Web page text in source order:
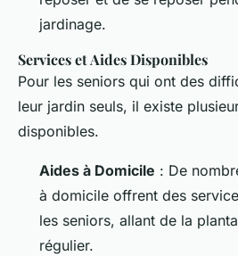
jardinage.
Services et Aides Disponibles
Pour les seniors qui ont des
leur jardin seuls, il existe
disponibles.
Aides à Domicile : De
à domicile offrent des
les seniors, allant de la
régulier.